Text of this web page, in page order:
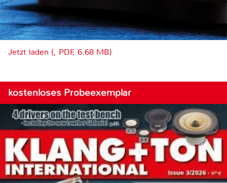
Jetzt laden (, PDF, 6.68 MB)
kostenloses Probeexemplar